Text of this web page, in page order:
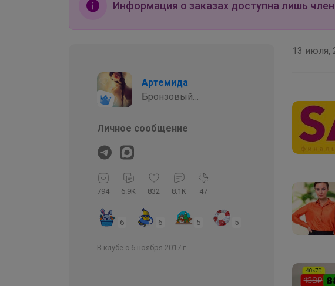
Информация о заказах доступна лишь
Артемида
Бронзовый
Личное сообщение
794 6.9K 832 8.1K 47
6 6 5 5
В клубе с 6 ноября 2017 г.
13 июля,
Школьная